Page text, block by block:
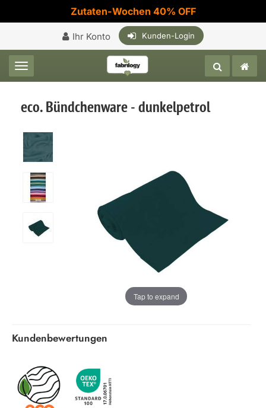
Zutaten-Wochen 40% OFF
Ihr Konto Kunden-Login
Toggle navigation
eco. Bündchenware - dunkelpetrol
Tap to expand
Kundenbewertungen